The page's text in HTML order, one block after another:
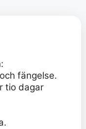
fängelse.
tio dagar